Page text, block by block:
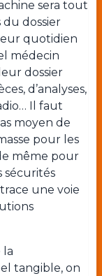
sera tout
du dossier
quotidien
médecin
dossier
d’analyses,
Il faut
moyen de
pour les
même pour
sécurités
une voie
la
tangible, on